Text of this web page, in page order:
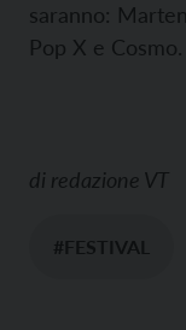
saranno:
Pop X e Cosmo.
di redazione VT
#FESTIVAL